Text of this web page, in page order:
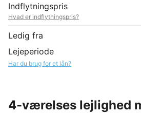
Indflytningspris
Hvad er indflytningspris?
Ledig fra
Lejeperiode
Har du brug for et lån?
4-værelses lejlighed